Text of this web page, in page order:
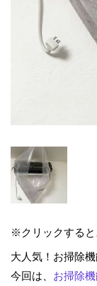
※クリックすると
大人気！お掃除
今回は、 お掃除